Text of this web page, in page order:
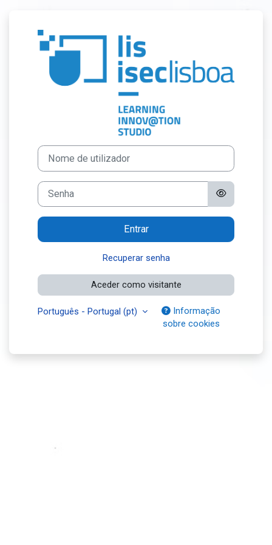
Entrar em
Nome de utilizador
Senha
Entrar
Recuperar senha
Aceder como visitante
Português - Portugal ‎(pt)‎
Informação
sobre cookies